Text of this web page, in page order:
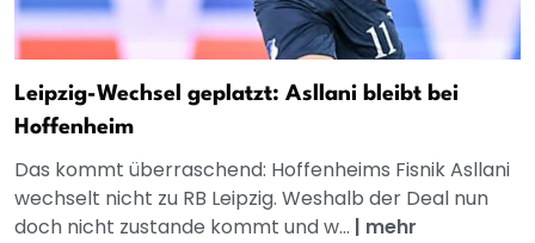
Leipzig-Wechsel geplatzt: Asllani bleibt bei
Hoffenheim
Das kommt überraschend: Hoffenheims Fisnik Asllani
wechselt nicht zu RB Leipzig. Weshalb der Deal nun
doch nicht zustande kommt und w... | mehr